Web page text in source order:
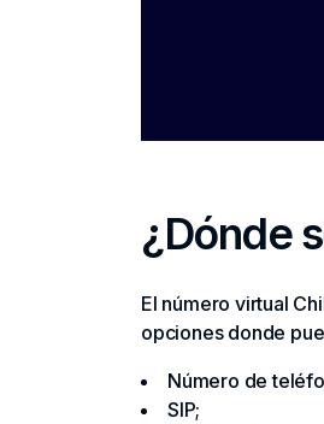
¿Dónde
El número virtual
opciones donde
Número de
SIP;